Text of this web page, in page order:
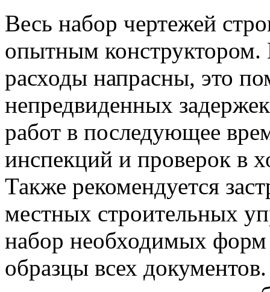
Весь набор чертежей
опытным конструктором.
расходы напрасны, это
непредвиденных
работ в последующее
инспекций и проверок в
Также рекомендуется
местных строительных
набор необходимых форм
образцы всех